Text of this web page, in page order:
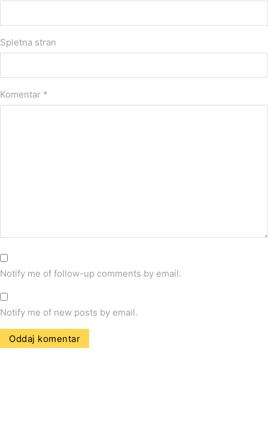
Spletna stran
Komentar *
Notify me of follow-up comments by email.
Notify me of new posts by email.